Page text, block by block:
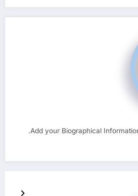
Add your Biographical